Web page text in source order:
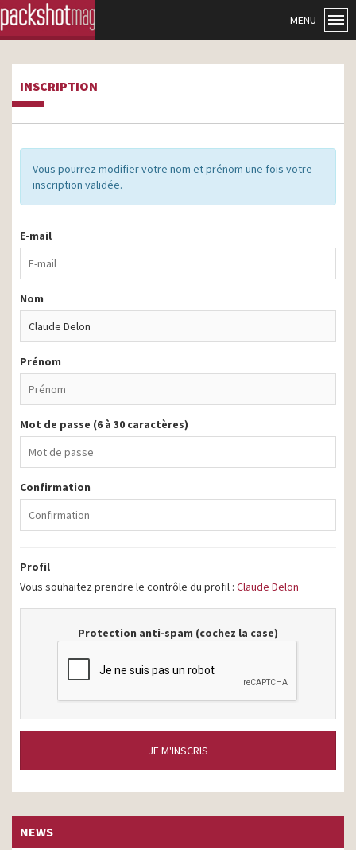
MENU
INSCRIPTION
Vous pourrez modifier votre nom et prénom une fois votre
inscription validée.
E-mail
Nom
Prénom
Mot de passe (6 à 30 caractères)
Confirmation
Profil
Vous souhaitez prendre le contrôle du profil : Claude Delon
Protection anti-spam (cochez la case)
JE M'INSCRIS
NEWS